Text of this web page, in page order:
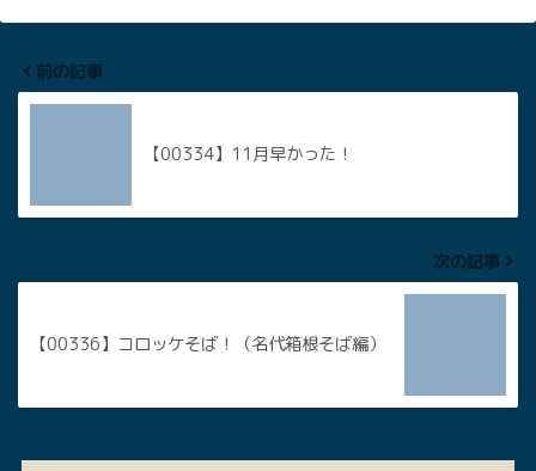
前の記事
【00334】11月早かった！
次の記事
【00336】コロッケそば！（名代箱根そば編）